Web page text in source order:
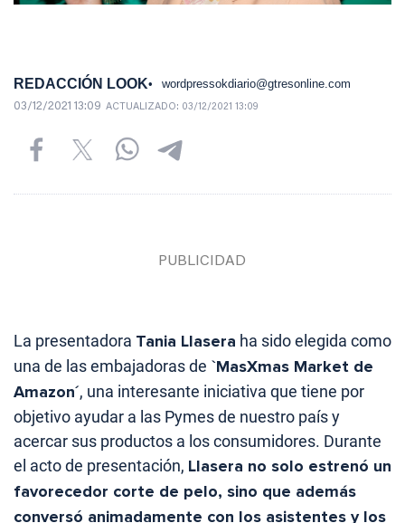
REDACCIÓN LOOK wordpressokdiario@gtresonline.com
03/12/2021 13:09 ACTUALIZADO: 03/12/2021 13:09
La presentadora Tania Llasera ha sido elegida como
una de las embajadoras de `MasXmas Market de
Amazon´, una interesante iniciativa que tiene por
objetivo ayudar a las Pymes de nuestro país y
acercar sus productos a los consumidores. Durante
el acto de presentación, Llasera no solo estrenó un
favorecedor corte de pelo, sino que además
conversó animadamente con los asistentes y los